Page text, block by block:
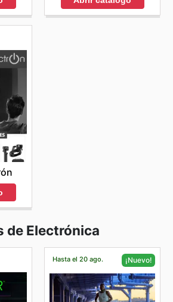
de Electrónica
Hasta el 20 ago. ¡Nuevo!